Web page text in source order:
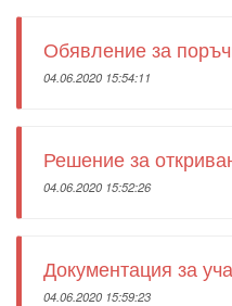
Обявление за
04.06.2020 15:54:11
Решение за
04.06.2020 15:52:26
Документация за
04.06.2020 15:59:23